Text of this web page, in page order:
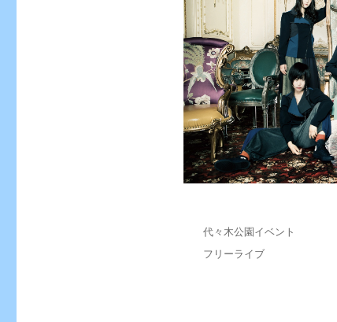
投
日:
カ
代々木公園イベント
タ
フリーライブ